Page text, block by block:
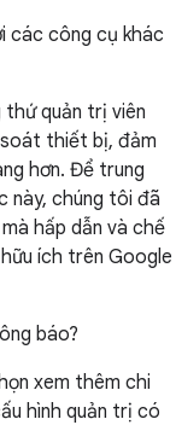
các công cụ khác
quản trị viên
soát thiết bị, đảm
hơn. Để trung
này, chúng tôi đã
hấp dẫn và chế
ích trên Google
báo?
xem thêm chi
hình quản trị có